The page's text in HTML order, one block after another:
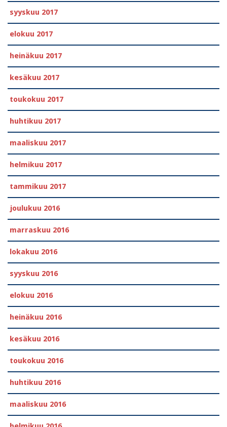
syyskuu 2017
elokuu 2017
heinäkuu 2017
kesäkuu 2017
toukokuu 2017
huhtikuu 2017
maaliskuu 2017
helmikuu 2017
tammikuu 2017
joulukuu 2016
marraskuu 2016
lokakuu 2016
syyskuu 2016
elokuu 2016
heinäkuu 2016
kesäkuu 2016
toukokuu 2016
huhtikuu 2016
maaliskuu 2016